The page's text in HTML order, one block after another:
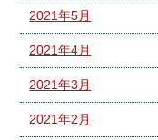
2021年5月
2021年4月
2021年3月
2021年2月